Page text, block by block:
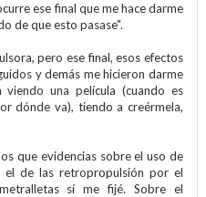
ese final que me hace darme
de que esto pasase".
pero ese final, esos efectos
y demás me hicieron darme
una película (cuando es
dónde va), tiendo a creérmela,
que evidencias sobre el uso de
el de las retropropulsión por el
sí me fijé. Sobre el